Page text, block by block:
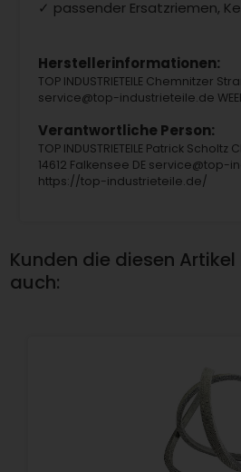
✓ passender Ersatzriemen,
Herstellerinformationen:
TOP INDUSTRIETEILE Chemnitzer
service@top-industrieteile.de
Verantwortliche Person:
TOP INDUSTRIETEILE Patrick
14612 Falkensee DE service@top-
https://top-industrieteile.de/
Kunden die diesen
auch: